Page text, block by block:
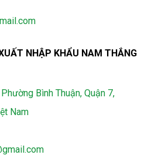
NHẬP KHẨU NAM THẮNG
Bình Thuận, Quận 7,
Nam